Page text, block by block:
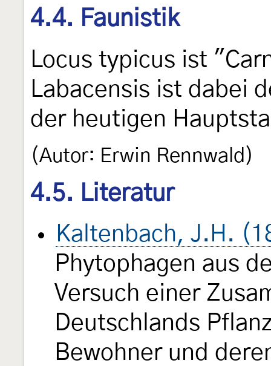
4.4. Faunistik
Locus typicus ist
Labacensis ist dabei
der heutigen
(Autor: Erwin Rennwald)
4.5. Literatur
Kaltenbach, J.H.
Phytophagen aus
Versuch einer
Deutschlands
Bewohner und